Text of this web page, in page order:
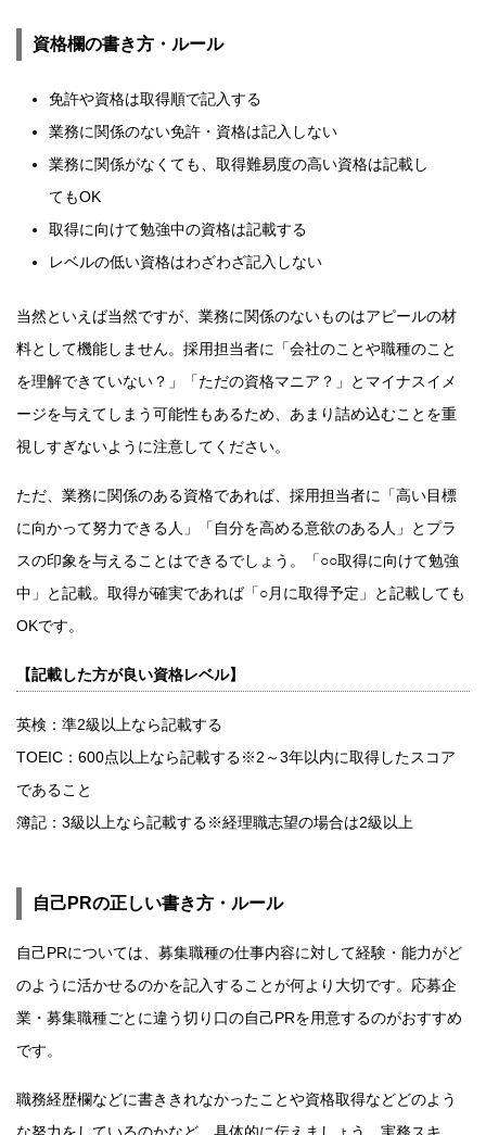
資格欄の書き方・ルール
免許や資格は取得順で記入する
業務に関係のない免許・資格は記入しない
業務に関係がなくても、取得難易度の高い資格は記載し
てもOK
取得に向けて勉強中の資格は記載する
レベルの低い資格はわざわざ記入しない
当然といえば当然ですが、業務に関係のないものはアピールの材
料として機能しません。採用担当者に「会社のことや職種のこと
を理解できていない？」「ただの資格マニア？」とマイナスイメ
ージを与えてしまう可能性もあるため、あまり詰め込むことを重
視しすぎないように注意してください。
ただ、業務に関係のある資格であれば、採用担当者に「高い目標
に向かって努力できる人」「自分を高める意欲のある人」とプラ
スの印象を与えることはできるでしょう。「○○取得に向けて勉強
中」と記載。取得が確実であれば「○月に取得予定」と記載しても
OKです。
【記載した方が良い資格レベル】
英検：準2級以上なら記載する
TOEIC：600点以上なら記載する※2～3年以内に取得したスコア
であること
簿記：3級以上なら記載する※経理職志望の場合は2級以上
自己PRの正しい書き方・ルール
自己PRについては、募集職種の仕事内容に対して経験・能力がど
のように活かせるのかを記入することが何より大切です。応募企
業・募集職種ごとに違う切り口の自己PRを用意するのがおすすめ
です。
職務経歴欄などに書ききれなかったことや資格取得などどのよう
な努力をしているのかなど、具体的に伝えましょう。実務スキ